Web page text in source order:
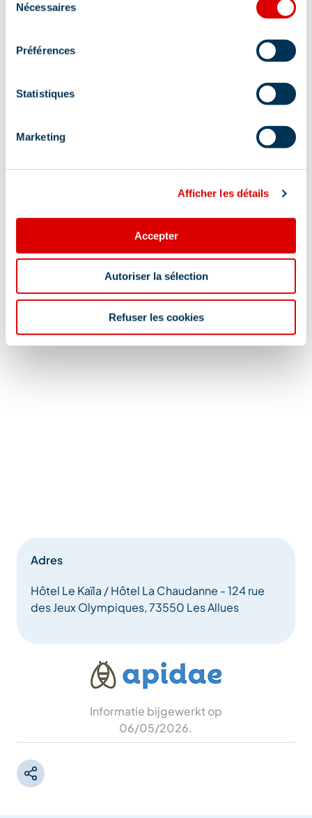
Nécessaires
Préférences
Statistiques
Marketing
Afficher les détails
Accepter
Autoriser la sélection
Refuser les cookies
Diensten
Massages / Modelages
Adres
Hôtel Le Kaïla / Hôtel La Chaudanne - 124 rue
des Jeux Olympiques, 73550 Les Allues
Informatie bijgewerkt op
06/05/2026.